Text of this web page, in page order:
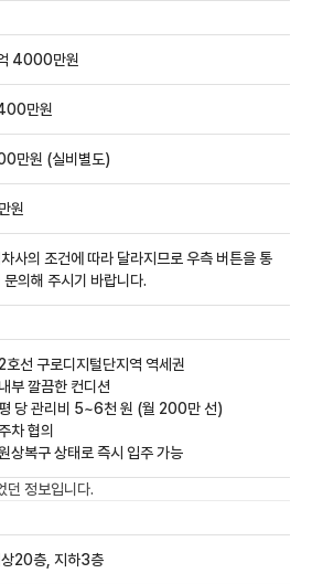
4000만원
만원
만원 (실비별도)
원
사의 조건에 따라 달라지므로 우측 버튼을 통
문의해 주시기 바랍니다.
호선 구로디지털단지역 역세권
부 깔끔한 컨디션
당 관리비 5~6천 원 (월 200만 선)
차 협의
상복구 상태로 즉시 입주 가능
던 정보입니다.
20층, 지하3층